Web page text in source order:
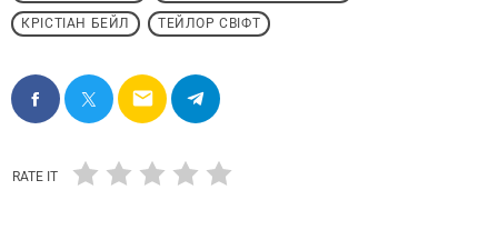
КРІСТІАН БЕЙЛ ТЕЙЛОР СВІФТ
email
RATE IT